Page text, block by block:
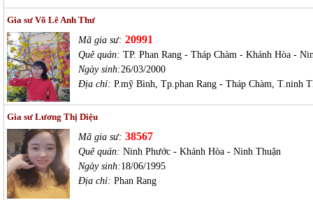
Gia sư Võ Lê Anh Thư
Mã gia sư: 20991
Quê quán: TP. Phan Rang - Tháp Chàm - Khánh Hòa -
Ngày sinh:26/03/2000
Địa chỉ: P.mỹ Bình, Tp.phan Rang - Tháp Chàm, T.ninh
Gia sư Lương Thị Diệu
Mã gia sư: 38567
Quê quán: Ninh Phước - Khánh Hòa - Ninh Thuận
Ngày sinh:18/06/1995
Địa chỉ: Phan Rang